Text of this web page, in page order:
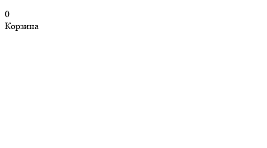
0
Корзина